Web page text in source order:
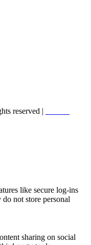
reserved |
like secure log-ins
not store personal
sharing on social